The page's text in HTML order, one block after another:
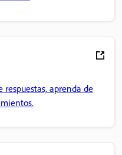
aprenda de